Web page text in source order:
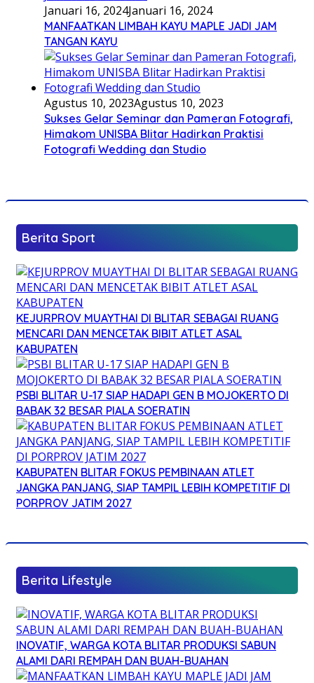
Januari 16, 2024Januari 16, 2024
MANFAATKAN LIMBAH KAYU MAPLE JADI JAM
TANGAN KAYU
Agustus 10, 2023Agustus 10, 2023
Sukses Gelar Seminar dan Pameran Fotografi,
Himakom UNISBA Blitar Hadirkan Praktisi
Fotografi Wedding dan Studio
Berita Sport
KEJURPROV MUAYTHAI DI BLITAR SEBAGAI RUANG
MENCARI DAN MENCETAK BIBIT ATLET ASAL
KABUPATEN
PSBI BLITAR U-17 SIAP HADAPI GEN B MOJOKERTO DI
BABAK 32 BESAR PIALA SOERATIN
KABUPATEN BLITAR FOKUS PEMBINAAN ATLET
JANGKA PANJANG, SIAP TAMPIL LEBIH KOMPETITIF DI
PORPROV JATIM 2027
Berita Lifestyle
INOVATIF, WARGA KOTA BLITAR PRODUKSI SABUN
ALAMI DARI REMPAH DAN BUAH-BUAHAN